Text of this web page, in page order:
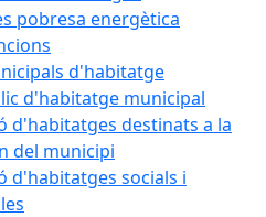
pobresa energètica
d'habitatge
d'habitatge municipal
d'habitatges destinats a la
del municipi
d'habitatges socials i